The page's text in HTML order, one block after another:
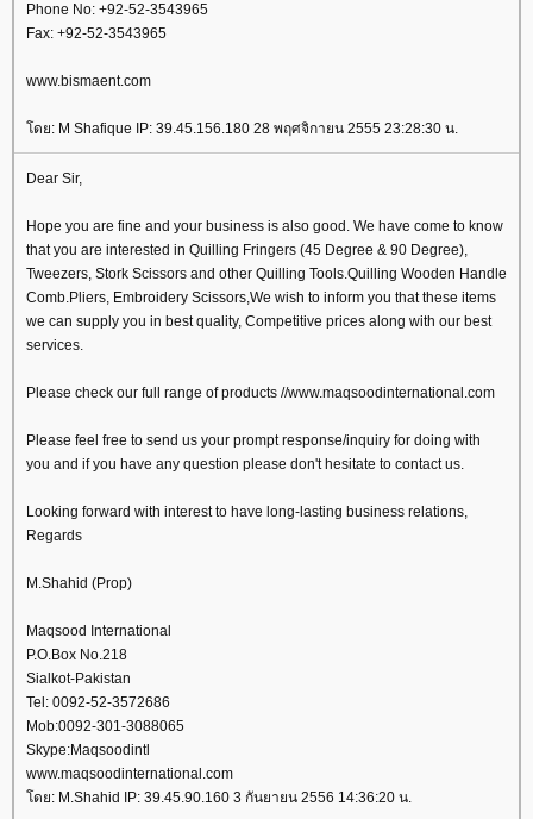
Phone No: +92-52-3543965
Fax: +92-52-3543965
www.bismaent.com
ดย: M Shafique IP: 39.45.156.180 28 พฤศจิกายน 2555 23:28:30 น.
Dear Sir,
Hope you are fine and your business is also good. We have come to know
that you are interested in Quilling Fringers (45 Degree & 90 Degree),
Tweezers, Stork Scissors and other Quilling Tools.Quilling Wooden Handle
Comb.Pliers, Embroidery Scissors,We wish to inform you that these items
we can supply you in best quality, Competitive prices along with our best
services.
Please check our full range of products //www.maqsoodinternational.com
Please feel free to send us your prompt response/inquiry for doing with
you and if you have any question please don't hesitate to contact us.
Looking forward with interest to have long-lasting business relations,
Regards
M.Shahid (Prop)
Maqsood International
P.O.Box No.218
Sialkot-Pakistan
Tel: 0092-52-3572686
Mob:0092-301-3088065
Skype:Maqsoodintl
www.maqsoodinternational.com
ดย: M.Shahid IP: 39.45.90.160 3 กันยายน 2556 14:36:20 น.